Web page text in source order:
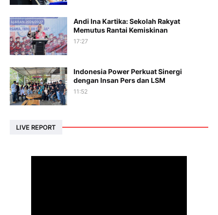
Andi Ina Kartika: Sekolah Rakyat
Memutus Rantai Kemiskinan
17:27
Indonesia Power Perkuat Sinergi
dengan Insan Pers dan LSM
11:52
LIVE REPORT